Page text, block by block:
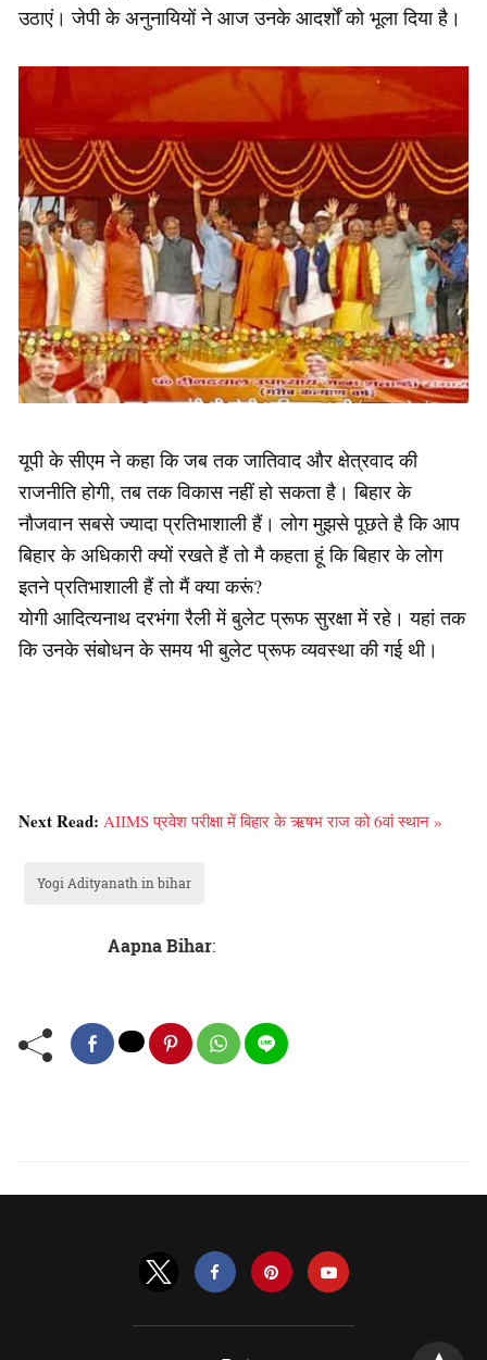
उठाएं। जेपी के अनुनायियों ने आज उनके आदर्शों को भूला दिया है।
यूपी के सीएम ने कहा कि जब तक जातिवाद और क्षेत्रवाद की
राजनीति होगी, तब तक विकास नहीं हो सकता है। बिहार के
नौजवान सबसे ज्यादा प्रतिभाशाली हैं। लोग मुझसे पूछते है कि आप
बिहार के अधिकारी क्यों रखते हैं तो मै कहता हूं कि बिहार के लोग
इतने प्रतिभाशाली हैं तो मैं क्या करूं?
योगी आदित्यनाथ दरभंगा रैली में बुलेट प्रूफ सुरक्षा में रहे। यहां तक
कि उनके संबोधन के समय भी बुलेट प्रूफ व्यवस्था की गई थी।
Next Read: AIIMS प्रवेश परीक्षा में बिहार के ऋषभ राज को 6वां स्थान »
Yogi Adityanath in bihar
Aapna Bihar: